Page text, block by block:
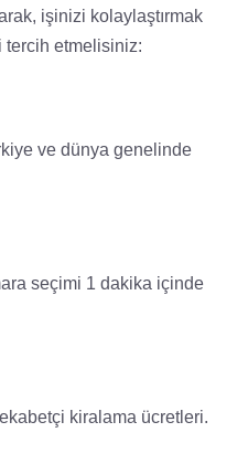
işinizi kolaylaştırmak
tercih etmelisiniz:
ve dünya genelinde
seçimi 1 dakika içinde
kiralama ücretleri.